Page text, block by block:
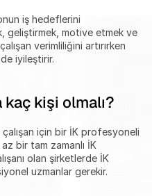
iş hedeflerini
geliştirmek, motive etmek ve
verimliliğini artırırken
iyileştirir.
kişi olmalı?
için bir İK profesyoneli
bir tam zamanlı İK
olan şirketlerde İK
uzmanlar gerekir.